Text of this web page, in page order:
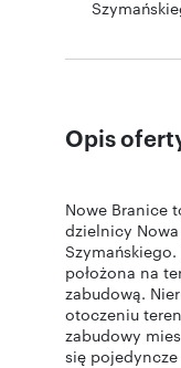
Opis
Nowe Branice
dzielnicy
położona na
zabudową.
otoczeniu
zabudowy
się